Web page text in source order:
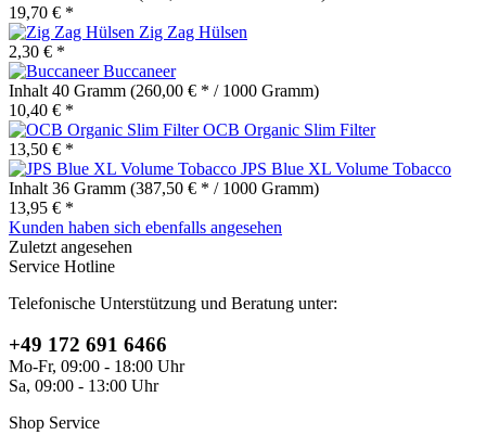
19,70 € *
Zig Zag Hülsen
2,30 € *
Buccaneer
Inhalt 40 Gramm (260,00 € * / 1000 Gramm)
10,40 € *
OCB Organic Slim Filter
13,50 € *
JPS Blue XL Volume Tobacco
Inhalt 36 Gramm (387,50 € * / 1000 Gramm)
13,95 € *
Kunden haben sich ebenfalls angesehen
Zuletzt angesehen
Service Hotline
Telefonische Unterstützung und Beratung unter:
+49 172 691 6466
Mo-Fr, 09:00 - 18:00 Uhr
Sa, 09:00 - 13:00 Uhr
Shop Service